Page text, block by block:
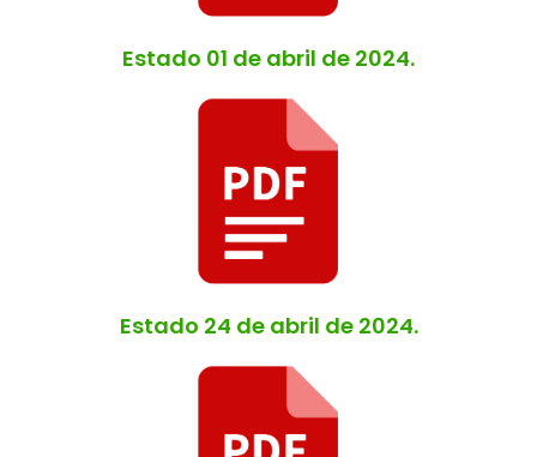
Estado 01 de abril de 2024.
Estado 24 de abril de 2024.